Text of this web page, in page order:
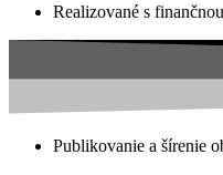
Realizované s
Publikovanie a šírenie